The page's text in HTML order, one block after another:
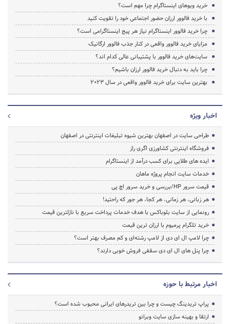
خرید ویوهای اینستاگرام چرا مهم است؟
با خرید فالوور ارزان حضور اجتماعی خود را تقویت کنید
چرا خرید فالوور اینستاگرام نیاز هر پیج اینستاگرامی است؟
مزایای خرید فالوور واقعی در کنار جذب فالوور ارگانیک
سایت‌های خرید فالوور با پشتیبانی عالی کدام اند؟
چرا باید به دنبال خرید فالوور ارزان باشیم؟
بهترین سایت برای خرید فالوور واقعی در سال 2023
اخبار ویژه
طراحی سایت در اصفهان بهترین شیوه تبلیغات اینترنتی در اصفهان
فروشگاه اینترنتی کشاورزی اگری راز
ایده های طلایی برای کسب درآمد از اینستاگرام
خدمات سایت انجام پروژه ماهان
قیمت سرور HP/بررسی و خرید سرور اچ پی
هر زبانی، هر زمانی، هر کجا، هر جور که راحتید!
رونمایی از سایت بلوباکس با هدف خدمات پرداخت سریع با نازلترین قیمت
خرید تلگرام پرمیوم با ارزان ترین قیمت
چرا لامپ ال ای دی از لامپ رشته‌ای و کم مصرف بهتر است؟
چرا پنل های ال ای دی سقفی فروش خوبی دارند؟
اخبار مرتبط با حوزه
پراپ تریدینگ چیست و چرا بین تریدرهای ایرانی محبوب شده است؟
ارتقا و بهینه سازی سایت وبرانو